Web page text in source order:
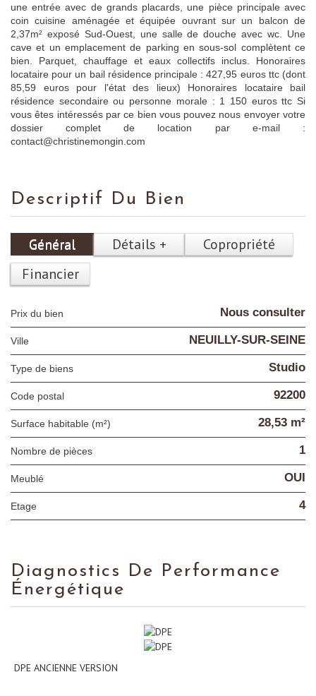
une entrée avec de grands placards, une pièce principale avec
coin cuisine aménagée et équipée ouvrant sur un balcon de
2,37m² exposé Sud-Ouest, une salle de douche avec wc. Une
cave et un emplacement de parking en sous-sol complètent ce
bien. Parquet, chauffage et eaux collectifs inclus. Honoraires
locataire pour un bail résidence principale : 427,95 euros ttc (dont
85,59 euros pour l'état des lieux) Honoraires locataire bail
résidence secondaire ou personne morale : 1 150 euros ttc Si
vous êtes intéressés par ce bien vous pouvez nous envoyer votre
dossier complet de location par e-mail :
contact@christinemongin.com
Descriptif Du Bien
Général Détails +
Copropriété
Financier
Prix du bien Nous consulter
Ville NEUILLY-SUR-SEINE
Type de biens Studio
Code postal 92200
Surface habitable (m²) 28,53 m²
Nombre de pièces 1
Meublé OUI
Etage 4
Diagnostics De Performance
Énergétique
DPE ANCIENNE VERSION